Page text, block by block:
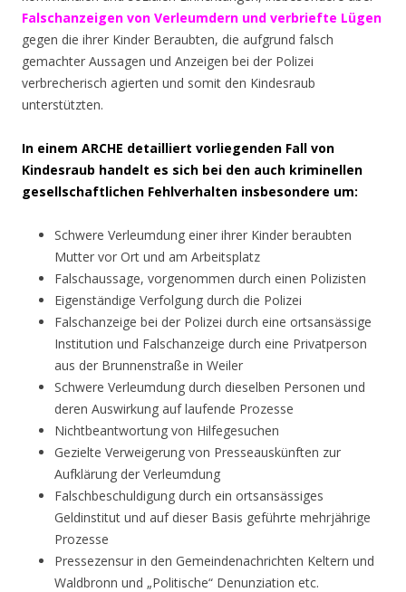
Falschanzeigen von Verleumdern und verbriefte Lügen
gegen die ihrer Kinder Beraubten, die aufgrund falsch
gemachter Aussagen und Anzeigen bei der Polizei
verbrecherisch agierten und somit den Kindesraub
unterstützten.
In einem ARCHE detailliert vorliegenden Fall von
Kindesraub handelt es sich bei den auch kriminellen
gesellschaftlichen Fehlverhalten insbesondere um:
Schwere Verleumdung einer ihrer Kinder beraubten
Mutter vor Ort und am Arbeitsplatz
Falschaussage, vorgenommen durch einen Polizisten
Eigenständige Verfolgung durch die Polizei
Falschanzeige bei der Polizei durch eine ortsansässige
Institution und Falschanzeige durch eine Privatperson
aus der Brunnenstraße in Weiler
Schwere Verleumdung durch dieselben Personen und
deren Auswirkung auf laufende Prozesse
Nichtbeantwortung von Hilfegesuchen
Gezielte Verweigerung von Presseauskünften zur
Aufklärung der Verleumdung
Falschbeschuldigung durch ein ortsansässiges
Geldinstitut und auf dieser Basis geführte mehrjährige
Prozesse
Pressezensur in den Gemeindenachrichten Keltern und
Waldbronn und „Politische“ Denunziation etc.